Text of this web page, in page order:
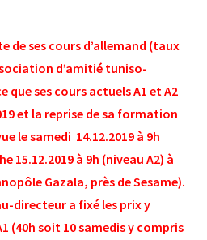
de ses cours d’allemand (taux
d’amitié tuniso-
que ses cours actuels A1 et A2
et la reprise de sa formation
le samedi 14.12.2019 à 9h
15.12.2019 à 9h (niveau A2) à
Gazala, près de Sesame).
directeur a fixé les prix y
(40h soit 10 samedis y compris